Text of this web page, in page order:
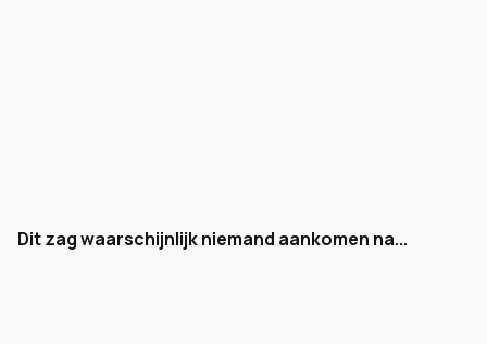
Dit zag waarschijnlijk niemand aankomen na...